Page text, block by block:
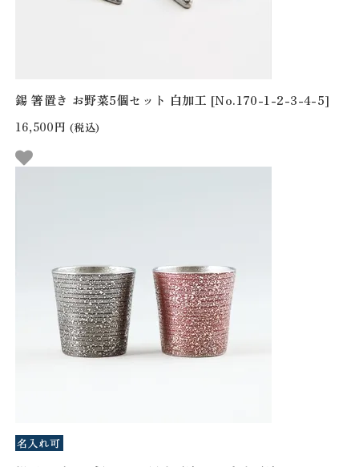
錫 箸置き お野菜5個セット 白加工 [No.170-1-2-3-4-5]
16,500円 (税込)